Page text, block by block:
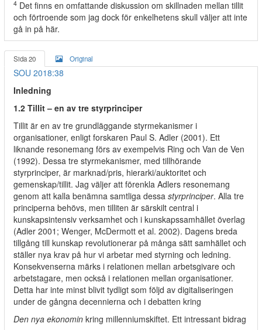
4 Det finns en omfattande diskussion om skillnaden mellan tillit
och förtroende som jag dock för enkelhetens skull väljer att inte
gå in på här.
Sida 20 Original
SOU 2018:38
Inledning
1.2 Tillit – en av tre styrprinciper
Tillit är en av tre grundläggande styrmekanismer i
organisationer, enligt forskaren Paul S. Adler (2001). Ett
liknande resonemang förs av exempelvis Ring och Van de Ven
(1992). Dessa tre styrmekanismer, med tillhörande
styrprinciper, är marknad/pris, hierarki/auktoritet och
gemenskap/tillit. Jag väljer att förenkla Adlers resonemang
genom att kalla benämna samtliga dessa styrprinciper. Alla tre
principerna behövs, men tilliten är särskilt central i
kunskapsintensiv verksamhet och i kunskapssamhället överlag
(Adler 2001; Wenger, McDermott et al. 2002). Dagens breda
tillgång till kunskap revolutionerar på många sätt samhället och
ställer nya krav på hur vi arbetar med styrning och ledning.
Konsekvenserna märks i relationen mellan arbetsgivare och
arbetstagare, men också i relationen mellan organisationer.
Detta har inte minst blivit tydligt som följd av digitaliseringen
under de gångna decennierna och i debatten kring
Den nya ekonomin kring millenniumskiftet. Ett intressant bidrag